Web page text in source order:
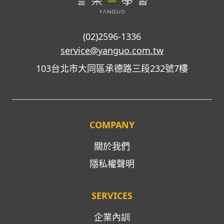
(02)2596-1336
service@yanguo.com.tw
103台北市大同區承德路三段232號7樓
COMPANY
關於我們
隱私權聲明
SERVICES
企業內訓